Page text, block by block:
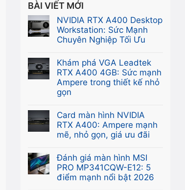
BÀI VIẾT MỚI
NVIDIA RTX A400 Desktop
Workstation: Sức Mạnh
Chuyên Nghiệp Tối Ưu
có
bình
luận
ở
RTX
A400
Desktop
Workstation:
Mạnh
Chuyên
Nghiệp
Khám phá VGA Leadtek
RTX A400 4GB: Sức mạnh
Ampere trong thiết kế nhỏ
gọn
có
bình
luận
Khám
phá
VGA
Leadtek
Card màn hình NVIDIA
RTX A400: Ampere mạnh
mẽ, nhỏ gọn, giá ưu đãi
có
bình
luận
Đánh giá màn hình MSI
PRO MP341CQW-E12: 5
điểm mạnh nổi bật 2026